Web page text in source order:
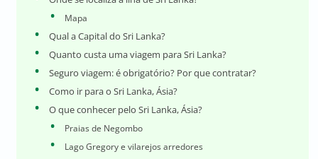
Mapa
Qual a Capital do Sri Lanka?
Quanto custa uma viagem para Sri Lanka?
Seguro viagem: é obrigatório? Por que contratar?
Como ir para o Sri Lanka, Ásia?
O que conhecer pelo Sri Lanka, Ásia?
Praias de Negombo
Lago Gregory e vilarejos arredores